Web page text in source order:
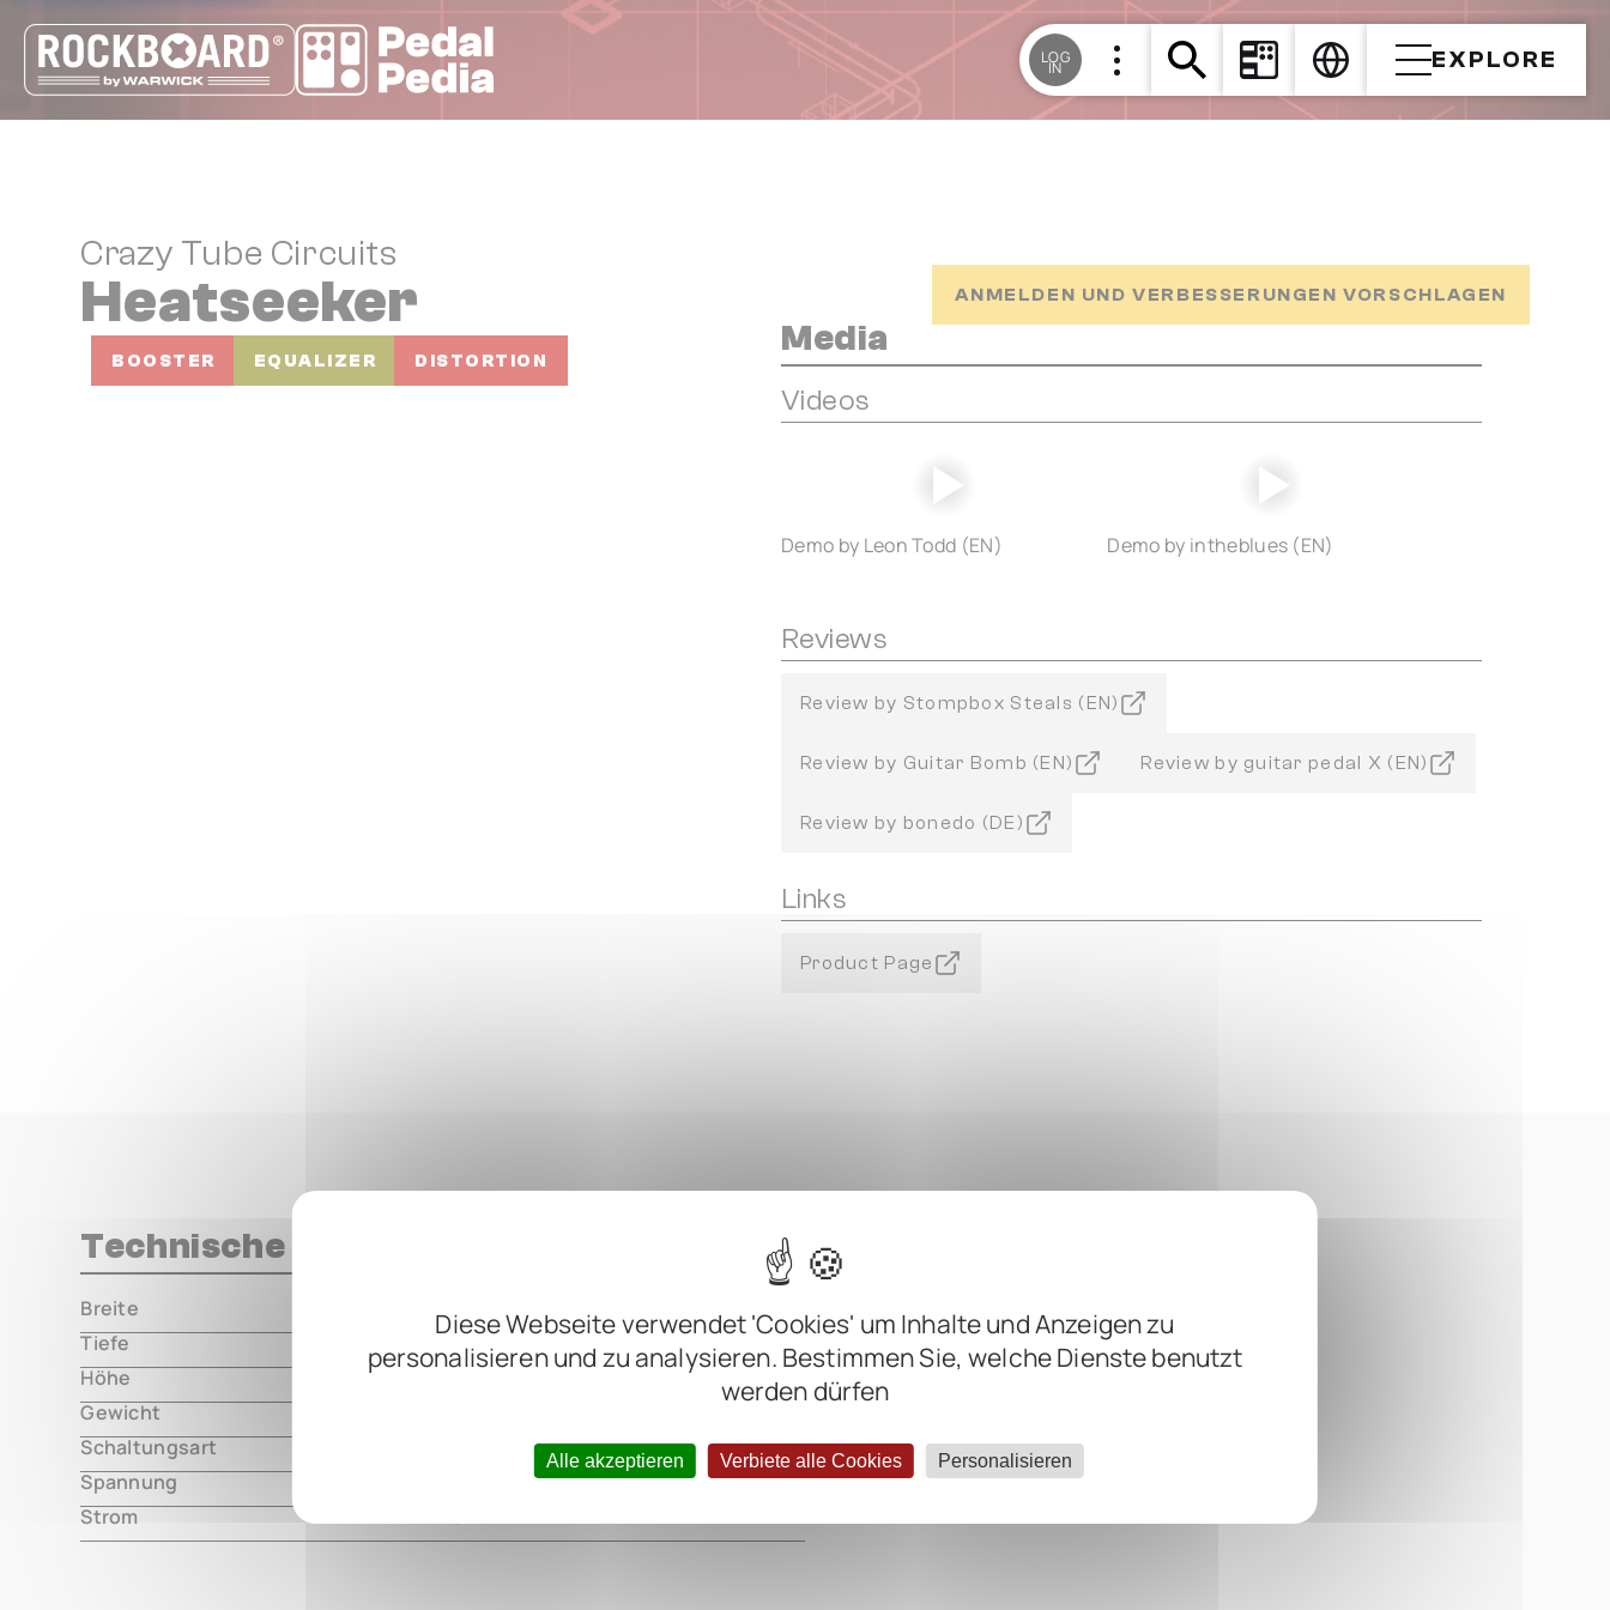
Diese Webseite verwendet 'Cookies' um Inhalte und Anzeigen zu
personalisieren und zu analysieren. Bestimmen Sie, welche Dienste benutzt
werden dürfen
Alle akzeptieren Verbiete alle Cookies Personalisieren
LOG
IN EXPLORE
Crazy Tube Circuits
Heatseeker ANMELDEN UND VERBESSERUNGEN VORSCHLAGEN
BOOSTER EQUALIZER DISTORTION
Media
Videos
Demo by Leon Todd (EN) Demo by intheblues (EN)
Reviews
Review by Stompbox Steals (EN)
Review by Guitar Bomb (EN) Review by guitar pedal X (EN)
Review by bonedo (DE)
Links
Product Page
Technische Daten
Breite
000.00 mm
Tiefe
000.00 mm
Höhe
Gewicht
Schaltungsart
Spannung
9V DC, center negative
Strom